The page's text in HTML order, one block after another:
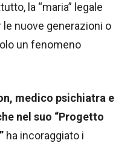
la “maria” legale
nuove generazioni o
un fenomeno
medico psichiatra e
nel suo “Progetto
ha incoraggiato i